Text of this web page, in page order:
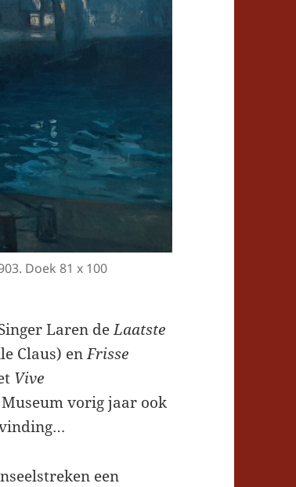
Doek 81 x 100
Laren deLaatste
Claus) enFrisse
Vive
vorig jaar ook
een